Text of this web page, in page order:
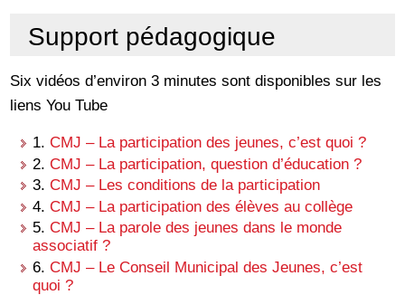
Support pédagogique
Six vidéos d’environ 3 minutes sont disponibles sur les
liens You Tube
1.CMJ – La participation des jeunes, c’est quoi ?
2.CMJ – La participation, question d’éducation ?
3.CMJ – Les conditions de la participation
4.CMJ – La participation des élèves au collège
5.CMJ – La parole des jeunes dans le monde
associatif ?
6.CMJ – Le Conseil Municipal des Jeunes, c’est
quoi ?